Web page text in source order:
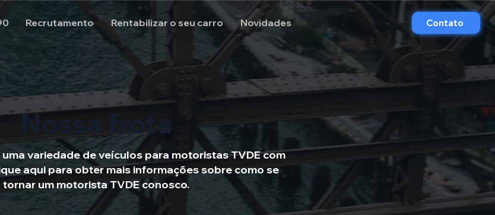
Recrutamento Rentabilizar o seu carro Novidades Contato
Nossa frota
variedade de veículos para motoristas TVDE com
aqui para obter mais informações sobre como se
tornar um motorista TVDE conosco.